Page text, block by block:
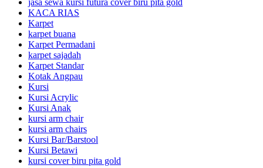
jasa sewa kursi futura cover biru pita gold
KACA RIAS
Karpet
karpet buana
Karpet Permadani
karpet sajadah
Karpet Standar
Kotak Angpau
Kursi
Kursi Acrylic
Kursi Anak
kursi arm chair
kursi arm chairs
Kursi Bar/Barstool
Kursi Betawi
kursi cover biru pita gold